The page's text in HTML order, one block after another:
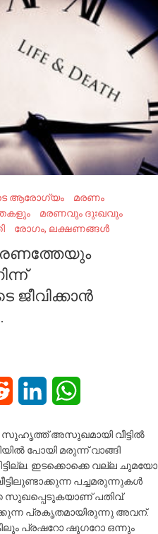
ആരോഗ്യം
മരണം
മരണവും ദുഃഖവും
രോഗം, ലക്ഷണങ്ങൾ
Reddit LinkedIn
സുഹൃത്ത്‌ ‌അസുഖമായി‌ വീട്ടിൽ‌
പോയി‌ മരുന്ന്‌ വാങ്ങി‌
ഇടക്കൊക്കെ‌ ‌വല്ല‌ ചുമയോ‌
‌പച്ചമരുന്നുകൾ
പതിവ്‌‌.
പ്രകൃതമായിരുന്നു‌ അവന്‌‌.
‌പ്രഷറോ‌ ഷുഗറോ‌ ഒന്നും‌